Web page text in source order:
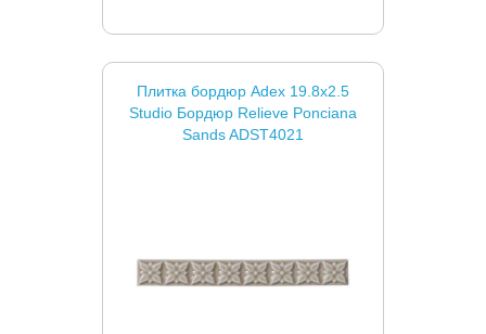
Плитка бордюр Adex 19.8x2.5
Studio Бордюр Relieve Ponciana
Sands ADST4021